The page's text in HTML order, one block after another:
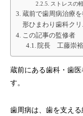
ストレスの
蔵前で歯周病治療
形ひまわり歯科ク
この記事の監修者
院長 工藤崇裕
蔵前にある歯科・歯
す。
歯周病は、歯を支え